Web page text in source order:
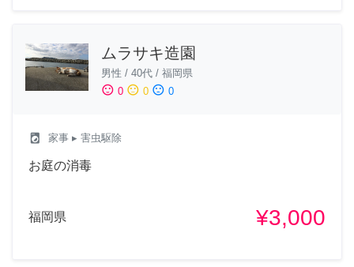
ムラサキ造園
男性 / 40代 / 福岡県
sentiment_satisfied 0 sentiment_neutral 0 sentiment_dissatisfied 0
local_laundry_service 家事 ▸ 害虫駆除
お庭の消毒
福岡県 ¥3,000